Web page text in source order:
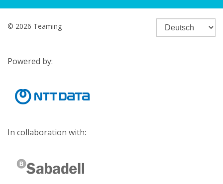
© 2026 Teaming
Powered by:
In collaboration with: